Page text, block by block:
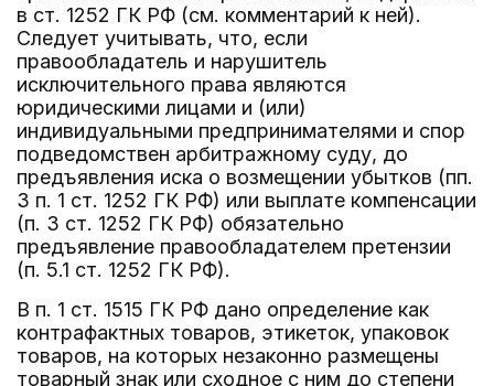
в ст. 1252 ГК РФ (см. комментарий к ней).
Следует учитывать, что, если
правообладатель и нарушитель
исключительного права являются
юридическими лицами и (или)
индивидуальными предпринимателями и спор
подведомствен арбитражному суду, до
предъявления иска о возмещении убытков (пп.
3 п. 1 ст. 1252 ГК РФ) или выплате компенсации
(п. 3 ст. 1252 ГК РФ) обязательно
предъявление правообладателем претензии
(п. 5.1 ст. 1252 ГК РФ).
В п. 1 ст. 1515 ГК РФ дано определение как
контрафактных товаров, этикеток, упаковок
товаров, на которых незаконно размещены
товарный знак или сходное с ним до степени